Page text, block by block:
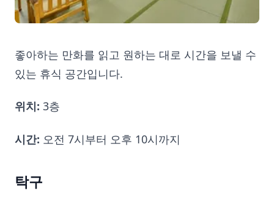
좋아하는 만화를 읽고 원하는 대로 시간을 보낼 수
있는 휴식 공간입니다.
위치: 3층
시간: 오전 7시부터 오후 10시까지
탁구